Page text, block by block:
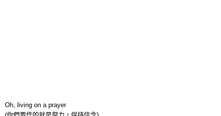
Oh, living on a prayer